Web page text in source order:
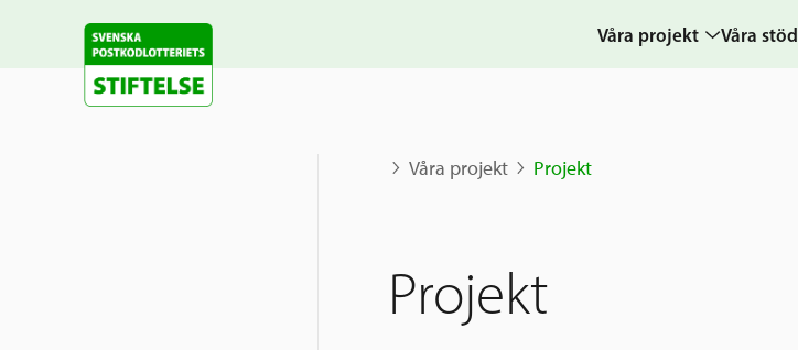
Våra projekt Våra stöd
Våra projekt Projekt
Projekt